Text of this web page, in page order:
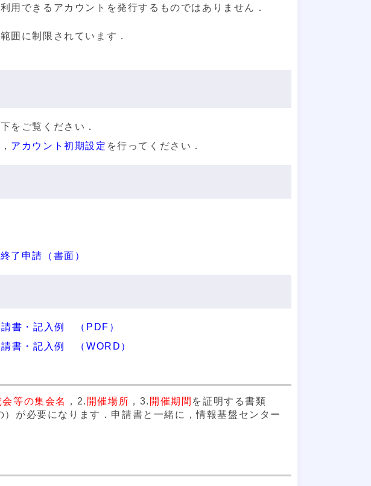
用できるアカウントを発行するものではありません．
囲に制限されています．
をご覧ください．
アカウント初期設定 を行ってください．
了申請（書面）
書・記入例 （PDF）
書・記入例 （WORD）
等の集会名 ，2. 開催場所 ，3. 開催期間 を証明する書類
が必要になります．申請書と一緒に，情報基盤センター